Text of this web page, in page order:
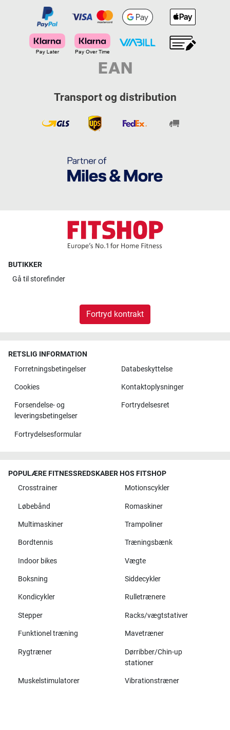
Transport og distribution
BUTIKKER
Gå til storefinder
Fortryd kontrakt
RETSLIG INFORMATION
Forretningsbetingelser
Databeskyttelse
Cookies Kontaktoplysninger
Forsendelse- og
leveringsbetingelser
Fortrydelsesret
Fortrydelsesformular
POPULÆRE FITNESSREDSKABER HOS FITSHOP
Crosstrainer
Motionscykler
Løbebånd Romaskiner
Multimaskiner Trampoliner
Bordtennis Træningsbænk
Indoor bikes Vægte
Boksning Siddecykler
Kondicykler Rulletrænere
Stepper Racks/vægtstativer
Funktionel træning Mavetræner
Rygtræner
Dørribber/Chin-up
stationer
Muskelstimulatorer Vibrationstræner